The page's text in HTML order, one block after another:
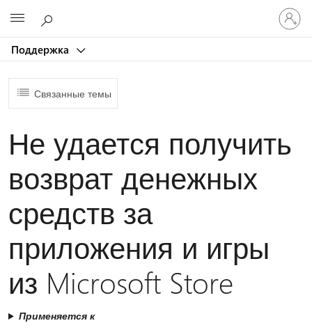
Поддержка
Связанные темы
Не удается получить
возврат денежных
средств за
приложения и игры
из Microsoft Store
Применяется к